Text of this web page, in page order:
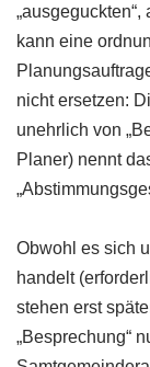
kann eine
nicht ersetzen:
unehrlich von
Planer) nennt
Obwohl es sich
handelt
stehen erst
„Besprechung“